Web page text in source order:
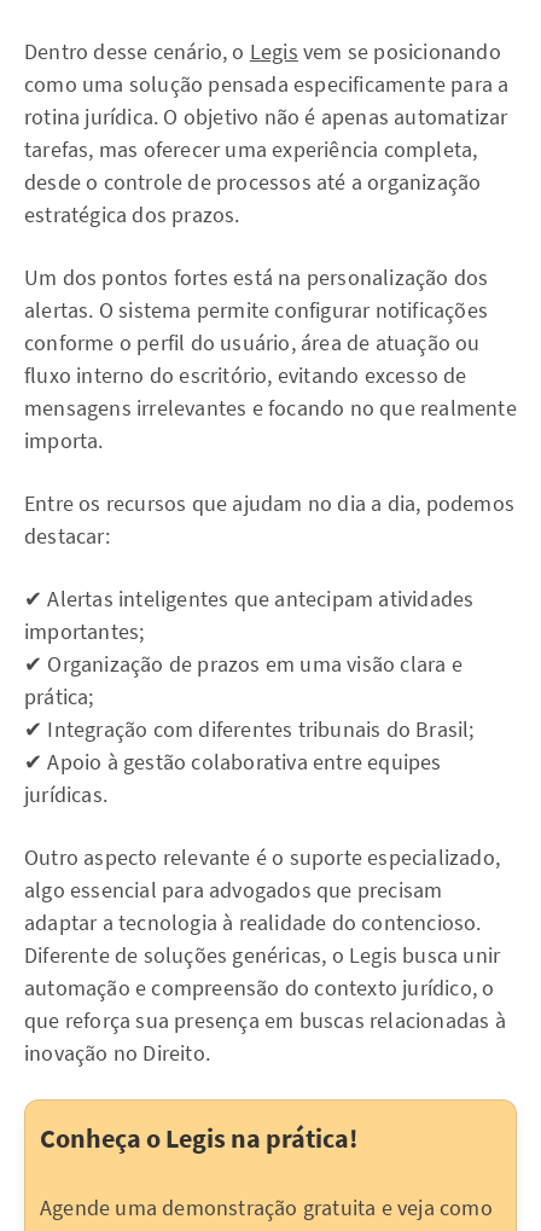
Dentro desse cenário, o Legis vem se posicionando
como uma solução pensada especificamente para a
rotina jurídica. O objetivo não é apenas automatizar
tarefas, mas oferecer uma experiência completa,
desde o controle de processos até a organização
estratégica dos prazos.
Um dos pontos fortes está na personalização dos
alertas. O sistema permite configurar notificações
conforme o perfil do usuário, área de atuação ou
fluxo interno do escritório, evitando excesso de
mensagens irrelevantes e focando no que realmente
importa.
Entre os recursos que ajudam no dia a dia, podemos
destacar:
✔ Alertas inteligentes que antecipam atividades
importantes;
✔ Organização de prazos em uma visão clara e
prática;
✔ Integração com diferentes tribunais do Brasil;
✔ Apoio à gestão colaborativa entre equipes
jurídicas.
Outro aspecto relevante é o suporte especializado,
algo essencial para advogados que precisam
adaptar a tecnologia à realidade do contencioso.
Diferente de soluções genéricas, o Legis busca unir
automação e compreensão do contexto jurídico, o
que reforça sua presença em buscas relacionadas à
inovação no Direito.
Conheça o Legis na prática!
Agende uma demonstração gratuita e veja como